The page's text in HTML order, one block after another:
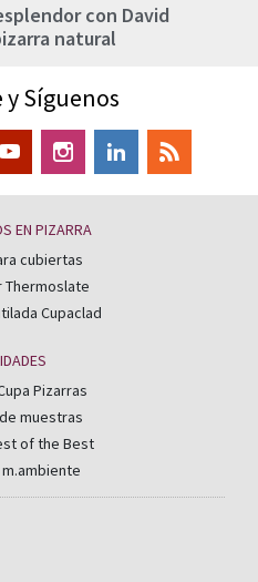
con David
natural
Síguenos
EN PIZARRA
cubiertas
Thermoslate
Cupaclad
Pizarras
muestras
of the Best